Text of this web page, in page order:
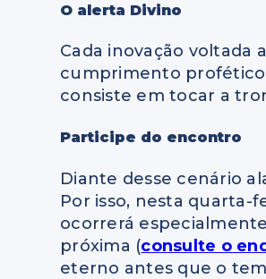
O alerta Divino
Cada inovação voltada
cumprimento profético.
consiste em tocar a
Participe do encontro
Diante desse cenário
Por isso, nesta quarta-
ocorrerá
próxima (consulte o
eterno antes que o